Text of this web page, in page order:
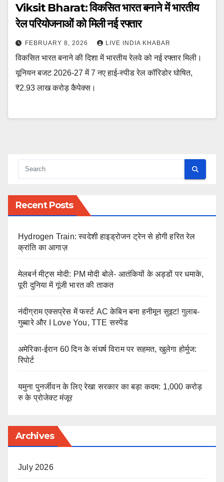
Viksit Bharat: विकसित भारत बनाने में भारतीय
रेल परियोजनाओं को मिली नई रफ्तार
FEBRUARY 8, 2026 LIVE INDIA KHABAR
विकसित भारत बनाने की दिशा में भारतीय रेलवे को नई रफ्तार मिली।
यूनियन बजट 2026-27 में 7 नए हाई-स्पीड रेल कॉरिडोर घोषित,
₹2.93 लाख करोड़ कैपेक्स।
Recent Posts
Hydrogen Train: स्वदेशी हाइड्रोजन ट्रेन से होगी हरित रेल
क्रांति का आगाज़
मेलबर्न मीट्स मोदी: PM मोदी बोले- आतंकियों के अड्डों पर धमाके,
पूरी दुनिया में गूंजी भारत की ताकत
नंदीग्राम एक्सप्रेस में फर्स्ट AC केबिन बना हनीमून सुइट! गुलाब-
गुब्बारे और I Love You, TTE सस्पेंड
अमेरिका-ईरान 60 दिन के संघर्ष विराम पर सहमत, खुलेगा होर्मुज:
रिपोर्ट
यमुना पुनर्जीवन के लिए रेखा सरकार का बड़ा कदम: 1,000 करोड़
रु के प्रोजेक्ट मंजूर
Archives
July 2026